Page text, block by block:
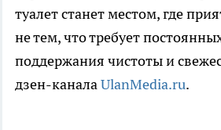
туалет станет местом, где
не тем, что требует
поддержания чистоты и
дзен-каналаUlanMedia.ru.